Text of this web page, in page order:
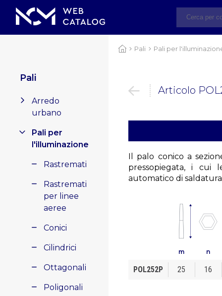
Pali
Arredo
urbano
Pali per
l'illuminazione
Rastremati
Rastremati
per linee
aeree
Conici
Cilindrici
Ottagonali
Poligonali
Pali Pali per
Articolo
Il palo conico a
pressopiegata, i cui
automatico di
m n
POL252P 25 16